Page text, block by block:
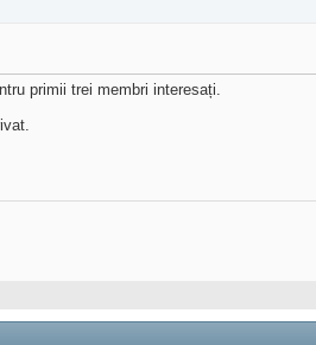
primii trei membri interesați.